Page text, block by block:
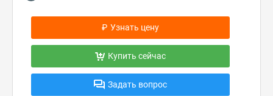
₽ Узнать цену
Купить сейчас
Задать вопрос